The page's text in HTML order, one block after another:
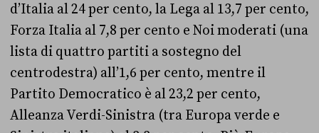
d’Italia al 24 per cento, la Lega al 13,7 per cento,
Forza Italia al 7,8 per cento e Noi moderati (una
lista di quattro partiti a sostegno del
centrodestra) all’1,6 per cento, mentre il
Partito Democratico è al 23,2 per cento,
Alleanza Verdi-Sinistra (tra Europa verde e